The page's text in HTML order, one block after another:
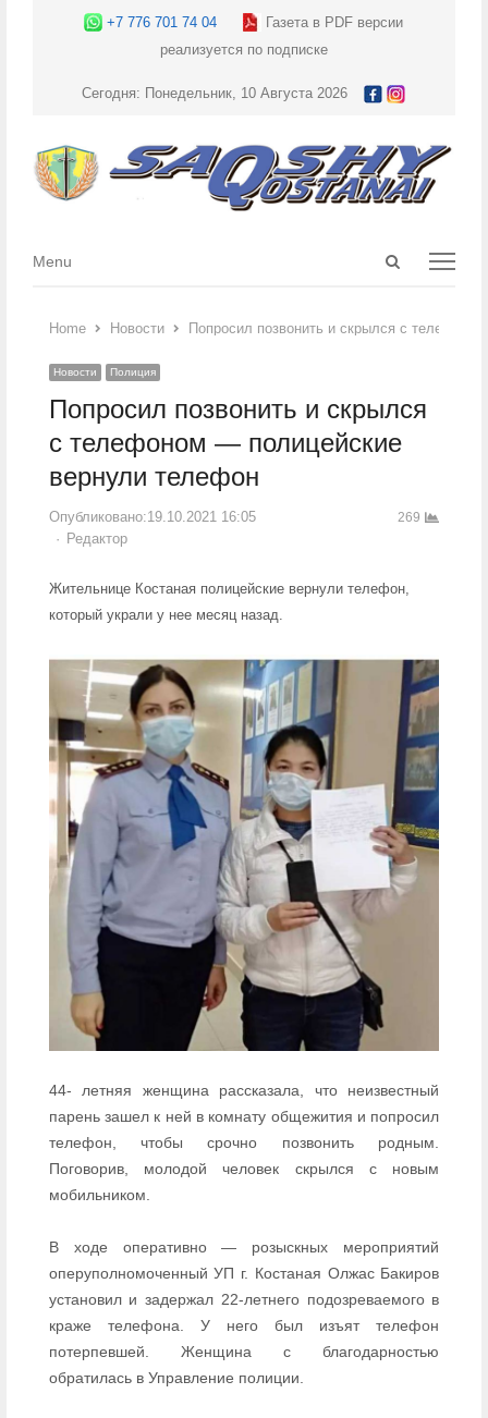
+7 776 701 74 04
Газета в PDF версии
реализуется по подписке
Сегодня: Понедельник, 10 Августа 2026
Open
Menu
Menu
Home Новости Попросил позвонить и скрылся с
Новости Полиция
Попросил позвонить и скрылся
с телефоном — полицейские
вернули телефон
Опубликовано:19.10.2021 16:05
Author
Редактор
269
Жительнице Костаная полицейские вернули телефон,
который украли у нее месяц назад.
44- летняя женщина рассказала, что неизвестный
парень зашел к ней в комнату общежития и попросил
телефон, чтобы срочно позвонить родным.
Поговорив, молодой человек скрылся с новым
мобильником.
В ходе оперативно — розыскных мероприятий
оперуполномоченный УП г. Костаная Олжас Бакиров
установил и задержал 22-летнего подозреваемого в
краже телефона. У него был изъят телефон
потерпевшей. Женщина с благодарностью
обратилась в Управление полиции.